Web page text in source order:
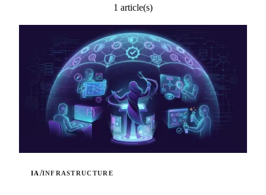
1 article(s)
IA /INFRASTRUCTURE